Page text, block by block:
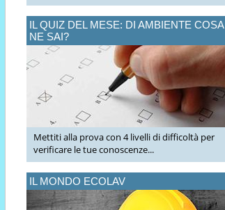
IL QUIZ DEL MESE: DI AMBIENTE COSA
NE SAI?
Mettiti alla prova con 4 livelli di difficoltà per
verificare le tue conoscenze...
IL MONDO ECOLAV